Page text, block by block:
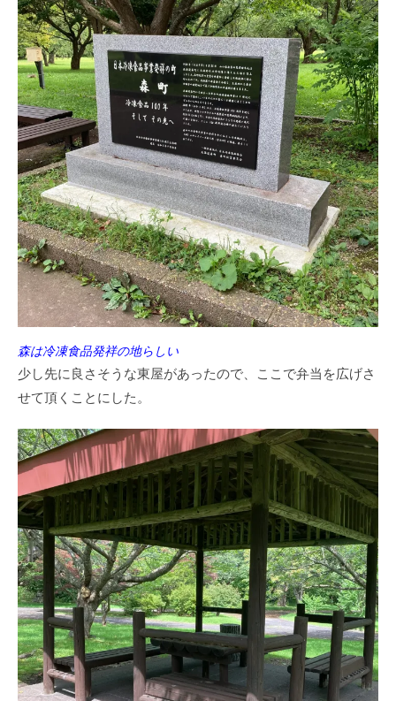
森は冷凍食品発祥の地らしい
少し先に良さそうな東屋があったので、ここで弁当を広げさ
せて頂くことにした。